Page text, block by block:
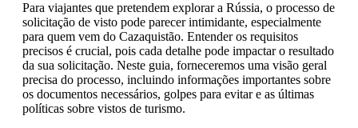
Para viajantes que pretendem explorar a Rússia, o processo de
solicitação de visto pode parecer intimidante, especialmente
para quem vem do Cazaquistão. Entender os requisitos
precisos é crucial, pois cada detalhe pode impactar o resultado
da sua solicitação. Neste guia, forneceremos uma visão geral
precisa do processo, incluindo informações importantes sobre
os documentos necessários, golpes para evitar e as últimas
políticas sobre vistos de turismo.